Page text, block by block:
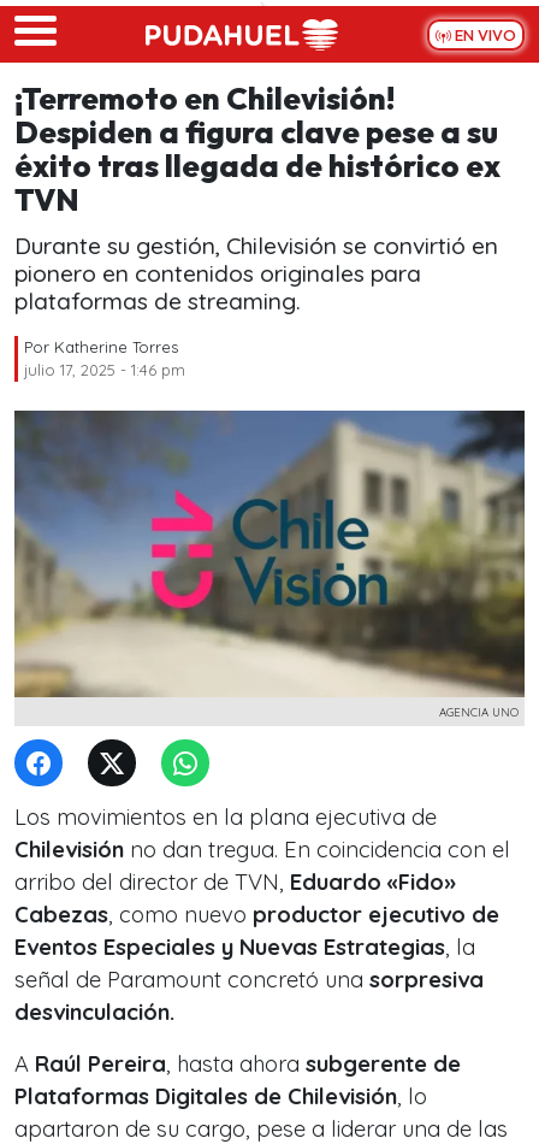
Skip to main content
EN VIVO
¡Terremoto en Chilevisión!
Despiden a figura clave pese a su
éxito tras llegada de histórico ex
TVN
Durante su gestión, Chilevisión se convirtió en
pionero en contenidos originales para
plataformas de streaming.
Por Katherine Torres
julio 17, 2025 - 1:46 pm
AGENCIA UNO
Los movimientos en la plana ejecutiva de
Chilevisión no dan tregua. En coincidencia con el
arribo del director de TVN, Eduardo «Fido»
Cabezas, como nuevo productor ejecutivo de
Eventos Especiales y Nuevas Estrategias, la
señal de Paramount concretó una sorpresiva
desvinculación.
A Raúl Pereira, hasta ahora subgerente de
Plataformas Digitales de Chilevisión, lo
apartaron de su cargo, pese a liderar una de las